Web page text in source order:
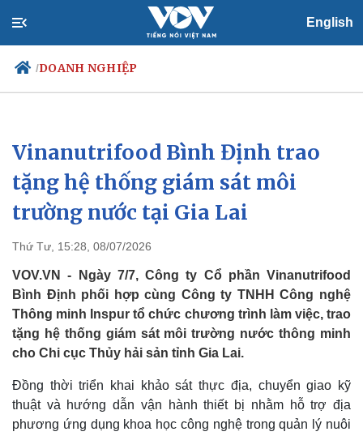
English
/DOANH NGHIỆP
Chính trị
Đảng
Tổ chức nhân sự
Quốc hội
Nhận diện sự thật
Xã hội
Dự báo thời tiết
Giáo dục
Vinanutrifood Bình Định trao
tặng hệ thống giám sát môi
trường nước tại Gia Lai
Thứ Tư, 15:28, 08/07/2026
VOV.VN - Ngày 7/7, Công ty Cổ phần Vinanutrifood
Bình Định phối hợp cùng Công ty TNHH Công nghệ
Thông minh Inspur tổ chức chương trình làm việc, trao
tặng hệ thống giám sát môi trường nước thông minh
cho Chi cục Thủy hải sản tỉnh Gia Lai.
Đồng thời triển khai khảo sát thực địa, chuyển giao kỹ
thuật và hướng dẫn vận hành thiết bị nhằm hỗ trợ địa
phương ứng dụng khoa học công nghệ trong quản lý nuôi